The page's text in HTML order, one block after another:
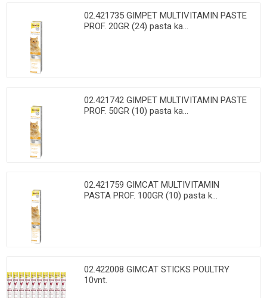
02.421735 GIMPET MULTIVITAMIN PASTE
PROF. 20GR (24) pasta ka...
02.421742 GIMPET MULTIVITAMIN PASTE
PROF. 50GR (10) pasta ka...
02.421759 GIMCAT MULTIVITAMIN
PASTA PROF. 100GR (10) pasta k...
02.422008 GIMCAT STICKS POULTRY
10vnt.